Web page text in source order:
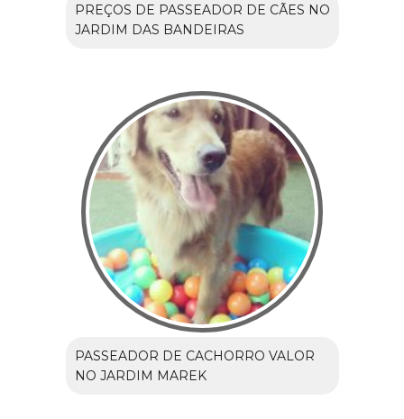
PREÇOS DE PASSEADOR DE CÃES NO
JARDIM DAS BANDEIRAS
PASSEADOR DE CACHORRO VALOR
NO JARDIM MAREK